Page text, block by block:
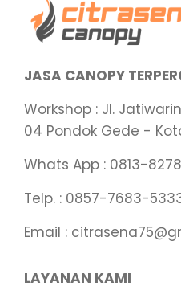
JASA CANOPY
Workshop : Jl.
04 Pondok Gede -
Whats App : 0813-
Telp. : 0857-7683-
Email :
LAYANAN KAMI